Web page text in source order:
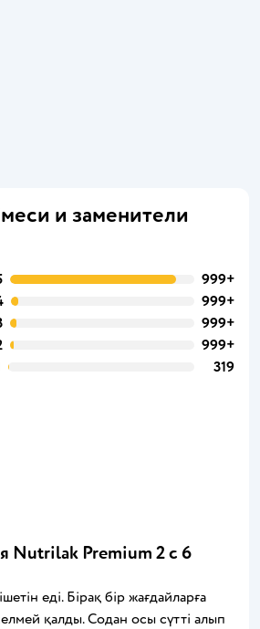
и заменители
999+
999+
999+
999+
319
Nutrilak Premium 2 с 6
еді. Бірақ бір жағдайларға
қалды. Содан осы сүтті алып